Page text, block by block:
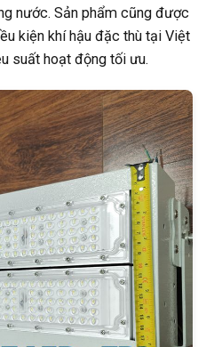
nước. Sản phẩm cũng được
kiện khí hậu đặc thù tại Việt
suất hoạt động tối ưu.